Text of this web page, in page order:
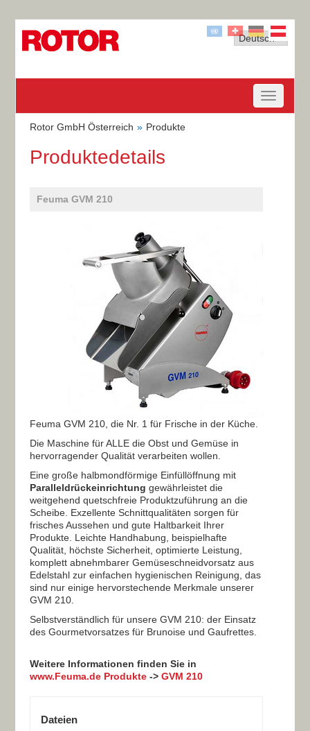
Rotor GmbH Österreich Produkte
Produktedetails
Feuma GVM 210
Feuma GVM 210, die Nr. 1 für Frische in der Küche.
Die Maschine für ALLE die Obst und Gemüse in
hervorragender Qualität verarbeiten wollen.
Eine große halbmondförmige Einfüllöffnung mit
Paralleldrückeinrichtung gewährleistet die
weitgehend quetschfreie Produktzuführung an die
Scheibe. Exzellente Schnittqualitäten sorgen für
frisches Aussehen und gute Haltbarkeit Ihrer
Produkte. Leichte Handhabung, beispielhafte
Qualität, höchste Sicherheit, optimierte Leistung,
komplett abnehmbarer Gemüseschneidvorsatz aus
Edelstahl zur einfachen hygienischen Reinigung, das
sind nur einige hervorstechende Merkmale unserer
GVM 210.
Selbstverständlich für unsere GVM 210: der Einsatz
des Gourmetvorsatzes für Brunoise und Gaufrettes.
Weitere Informationen finden Sie in
www.Feuma.de Produkte ->GVM 210
Dateien